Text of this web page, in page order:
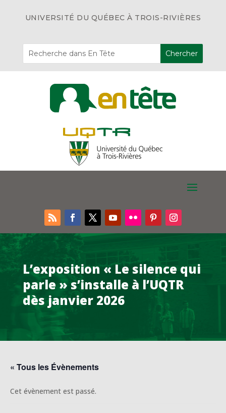
UNIVERSITÉ DU QUÉBEC À TROIS-RIVIÈRES
L’exposition « Le silence qui
parle » s’installe à l’UQTR
dès janvier 2026
« Tous les Évènements
Cet évènement est passé.